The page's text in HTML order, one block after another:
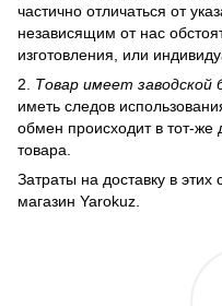
частично отличаться от
независящим от нас
изготовления, или
2. Товар имеет заводской
иметь следов
обмен происходит в тот-же
товара.
Затраты на доставку в этих
магазин Yarokuz.